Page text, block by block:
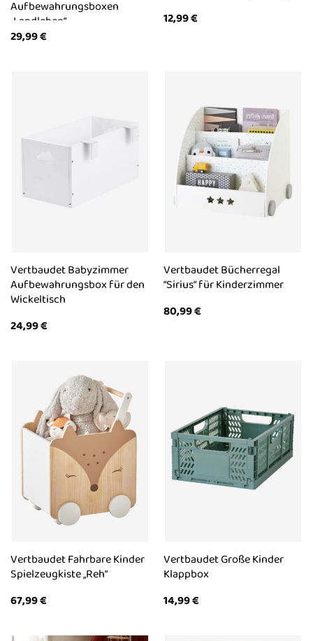
Aufbewahrungsboxen
„Landleben“
29,99€
12,99€
Vertbaudet Babyzimmer
Aufbewahrungsbox für den
Wickeltisch
24,99€
Vertbaudet Bücherregal
“Sirius“ für Kinderzimmer
80,99€
Vertbaudet Fahrbare Kinder
Spielzeugkiste „Reh“
67,99€
Vertbaudet Große Kinder
Klappbox
14,99€